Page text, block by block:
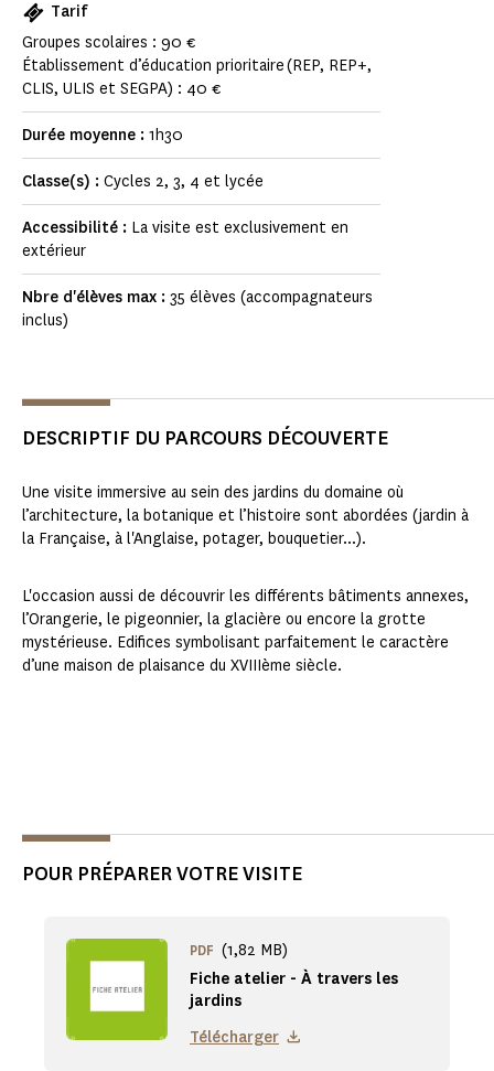
Tarif
Groupes scolaires : 90 €
Établissement d’éducation prioritaire (REP, REP+,
CLIS, ULIS et SEGPA) : 40 €
Durée moyenne : 1h30
Classe(s) : Cycles 2, 3, 4 et lycée
Accessibilité : La visite est exclusivement en
extérieur
Nbre d'élèves max : 35 élèves (accompagnateurs
inclus)
DESCRIPTIF DU PARCOURS DÉCOUVERTE
Une visite immersive au sein des jardins du domaine où
l’architecture, la botanique et l’histoire sont abordées (jardin à
la Française, à l'Anglaise, potager, bouquetier...).
L'occasion aussi de découvrir les différents bâtiments annexes,
l’Orangerie, le pigeonnier, la glacière ou encore la grotte
mystérieuse. Edifices symbolisant parfaitement le caractère
d’une maison de plaisance du XVIIIème siècle.
POUR PRÉPARER VOTRE VISITE
Fiche atelier - À travers les
jardins
PDF (1,82 MB)
Télécharger